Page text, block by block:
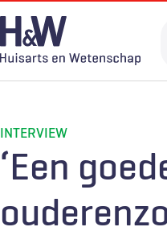
Overslaan
en
naar
gaan
Spoedzorg
Digitale zorg
Abonneren
INTERVIEW
‘Een